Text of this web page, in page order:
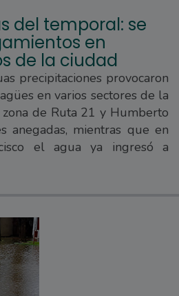
del temporal: se
en
de la ciudad
precipitaciones provocaron
en varios sectores de la
de Ruta 21 y Humberto
anegadas, mientras que en
el agua ya ingresó a